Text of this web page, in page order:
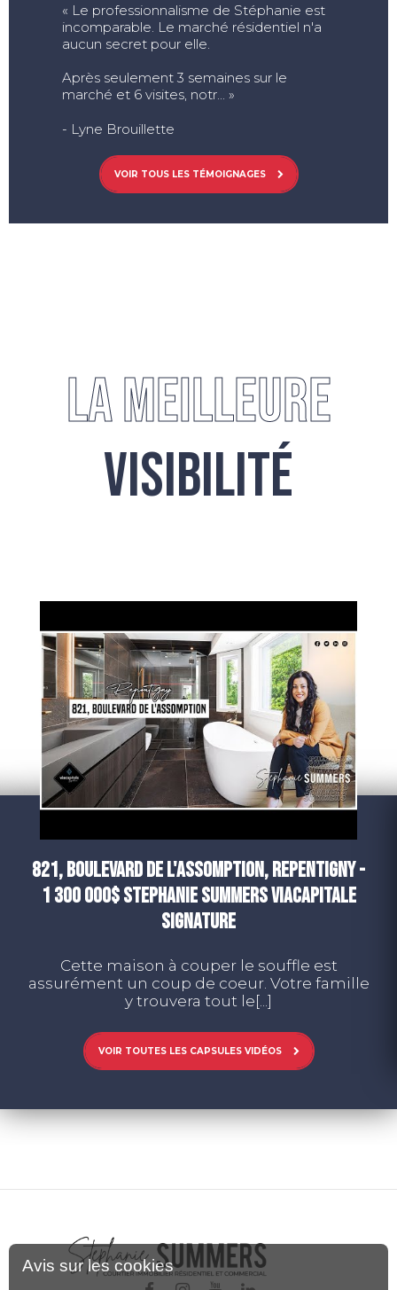
« Le professionnalisme de Stéphanie est
incomparable. Le marché résidentiel n'a
aucun secret pour elle.
Après seulement 3 semaines sur le
marché et 6 visites, notr... »
- Lyne Brouillette
VOIR TOUS LES TÉMOIGNAGES
LA MEILLEURE
VISIBILITÉ
821, BOULEVARD DE L'ASSOMPTION, REPENTIGNY -
1 300 000$ STEPHANIE SUMMERS VIACAPITALE
SIGNATURE
Cette maison à couper le souffle est
assurément un coup de coeur. Votre famille
y trouvera tout le[...]
VOIR TOUTES LES CAPSULES VIDÉOS
Avis sur les cookies